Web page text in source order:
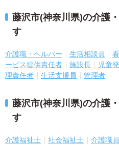
藤沢市(神奈川県)の介護
す
介護職・ヘルパー 生活相談員
ービス提供責任者
施設長 児童
理責任者
生活支援員 管理者
藤沢市(神奈川県)の介護
す
介護福祉士 社会福祉士
介護職